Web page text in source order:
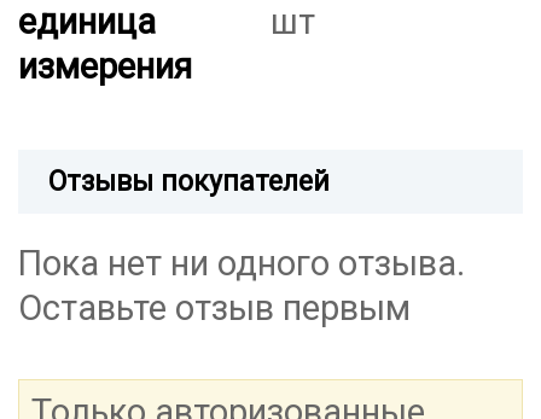
единица
измерения
шт
Отзывы покупателей
Пока нет ни одного отзыва.
Оставьте отзыв первым